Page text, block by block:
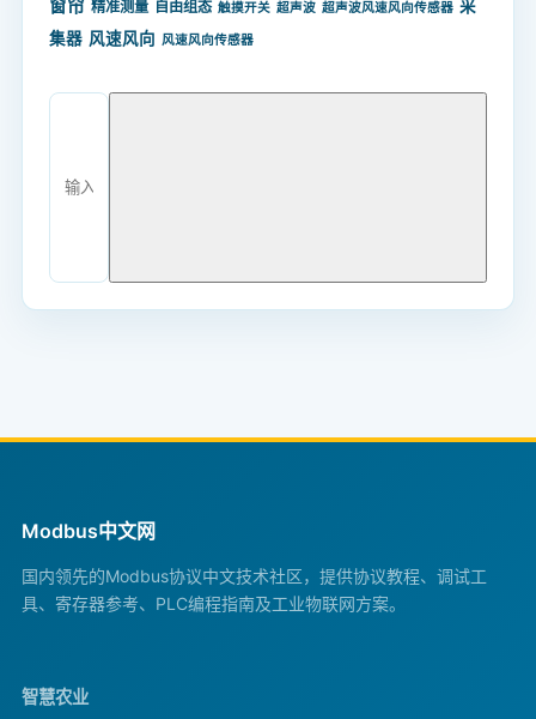
窗帘 精准测量 自由组态 触摸开关 超声波 超声波风速风向传感器 采
集器 风速风向 风速风向传感器
Modbus中文网
国内领先的Modbus协议中文技术社区，提供协议教程、调试工
具、寄存器参考、PLC编程指南及工业物联网方案。
智慧农业